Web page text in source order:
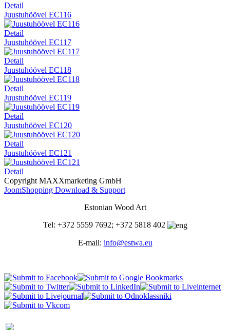
Detail
Juustuhöövel EC116
Detail
Juustuhöövel EC117
Detail
Juustuhöövel EC118
Detail
Juustuhöövel EC119
Detail
Juustuhöövel EC120
Detail
Juustuhöövel EC121
Detail
Copyright MAXXmarketing GmbH
JoomShopping Download & Support
Estonian Wood Art
Tel: +372 5559 7692; +372 5818 402
E-mail: info@estwa.eu